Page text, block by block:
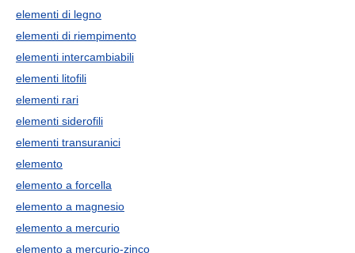
elementi di legno
elementi di riempimento
elementi intercambiabili
elementi litofili
elementi rari
elementi siderofili
elementi transuranici
elemento
elemento a forcella
elemento a magnesio
elemento a mercurio
elemento a mercurio-zinco